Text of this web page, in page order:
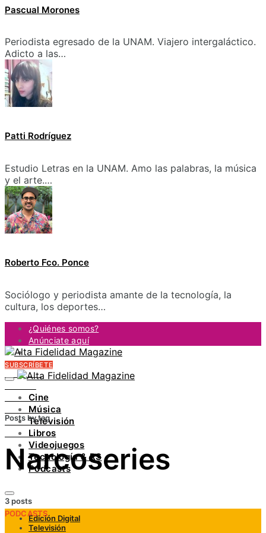
Pascual Morones
Periodista egresado de la UNAM. Viajero intergaláctico.
Adicto a las…
Patti Rodríguez
Estudio Letras en la UNAM. Amo las palabras, la música
y el arte.…
Roberto Fco. Ponce
Sociólogo y periodista amante de la tecnología, la
cultura, los deportes…
¿Quiénes somos?
Anúnciate aquí
Contacto
FACEBOOK
INSTAGRAM
PINTEREST
YOUTUBE
LINKEDIN
SUBSCRÍBETE
Cine
Música
Televisión
Libros
Videojuegos
Tecnología & RS
Podcasts
PODCASTS
Posts by tag
Narcoseries
3 posts
Edición Digital
Televisión